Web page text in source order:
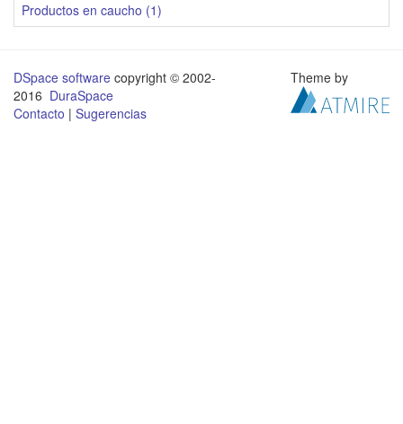
Productos en caucho (1)
DSpace software copyright © 2002-
2016 DuraSpace
Contacto | Sugerencias
Theme by